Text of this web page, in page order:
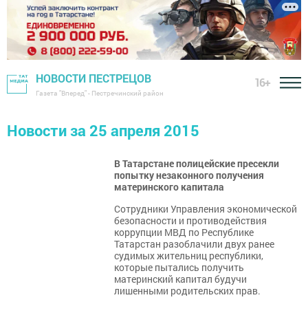
НОВОСТИ ПЕСТРЕЦОВ
Газета "Вперед" - Пестречинский район
16+
Новости за 25 апреля 2015
В Татарстане полицейские пресекли
попытку незаконного получения
материнского капитала
Сотрудники Управления экономической
безопасности и противодействия
коррупции МВД по Республике
Татарстан разоблачили двух ранее
судимых жительниц республики,
которые пытались получить
материнский капитал будучи
лишенными родительских прав.